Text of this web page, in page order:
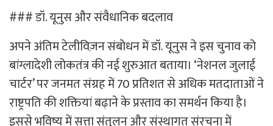
### डॉ. यूनुस और संवैधानिक बदलाव
अपने अंतिम टेलीविज़न संबोधन में डॉ. यूनुस ने इस चुनाव को
बांग्लादेशी लोकतंत्र की नई शुरुआत बताया। ‘नेशनल जुलाई
चार्टर’ पर जनमत संग्रह में 70 प्रतिशत से अधिक मतदाताओं ने
राष्ट्रपति की शक्तियां बढ़ाने के प्रस्ताव का समर्थन किया है।